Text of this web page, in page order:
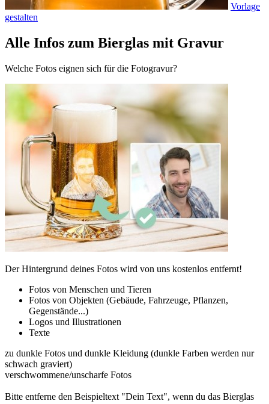
Vorlage
gestalten
Alle Infos zum Bierglas mit Gravur
Welche Fotos eignen sich für die Fotogravur?
Der Hintergrund deines Fotos wird von uns kostenlos entfernt!
Fotos von Menschen und Tieren
Fotos von Objekten (Gebäude, Fahrzeuge, Pflanzen,
Gegenstände...)
Logos und Illustrationen
Texte
zu dunkle Fotos und dunkle Kleidung (dunkle Farben werden nur
schwach graviert)
verschwommene/unscharfe Fotos
Bitte entferne den Beispieltext "Dein Text", wenn du das Bierglas